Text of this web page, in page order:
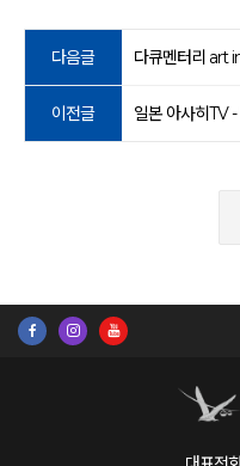
다음글 다큐멘터리 art
이전글 일본 아사히TV